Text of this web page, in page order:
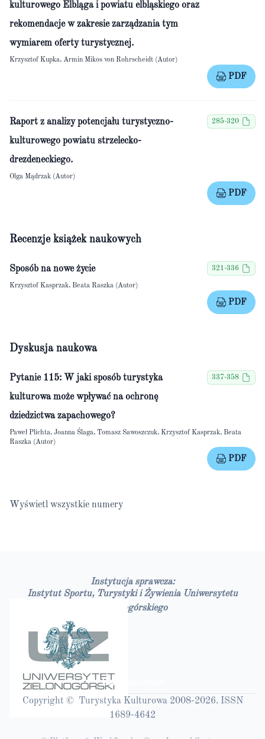
kulturowego Elbląga i powiatu elbląskiego oraz
rekomendacje w zakresie zarządzania tym
wymiarem oferty turystycznej.
Krzysztof Kupka, Armin Mikos von Rohrscheidt (Autor)
PDF
Raport z analizy potencjału turystyczno-
kulturowego powiatu strzelecko-
drezdeneckiego.
285-320
Olga Mądrzak (Autor)
PDF
Recenzje książek naukowych
Sposób na nowe życie 321-336
Krzysztof Kasprzak, Beata Raszka (Autor)
PDF
Dyskusja naukowa
Pytanie 115: W jaki sposób turystyka
kulturowa może wpływać na ochronę
dziedzictwa zapachowego?
337-358
Paweł Plichta, Joanna Ślaga, Tomasz Sawoszczuk, Krzysztof Kasprzak, Beata
Raszka (Autor)
PDF
Wyświetl wszystkie numery
Instytucja sprawcza:
Instytut Sportu, Turystyki i Żywienia Uniwersytetu
Zielonogórskiego
Bazy czasopism
Copyright © Turystyka Kulturowa 2008-2026. ISSN
1689-4642